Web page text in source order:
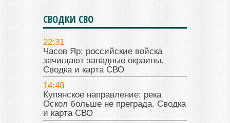
СВОДКИ СВО
22:31
Часов Яр: российские войска
зачищают западные окраины.
Сводка и карта СВО
14:48
Купянское направление: река
Оскол больше не преграда. Сводка
и карта СВО